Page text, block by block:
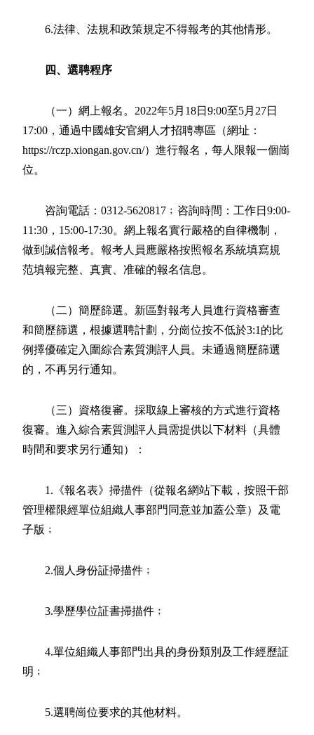
6.法律、法規和政策規定不得報考的其他情形。
四、選聘程序
（一）網上報名。2022年5月18日9:00至5月27日
17:00，通過中國雄安官網人才招聘專區（網址：
https://rczp.xiongan.gov.cn/）進行報名，每人限報一個崗
位。
咨詢電話：0312-5620817﹔咨詢時間：工作日9:00-
11:30，15:00-17:30。網上報名實行嚴格的自律機制，
做到誠信報考。報考人員應嚴格按照報名系統填寫規
范填報完整、真實、准確的報名信息。
（二）簡歷篩選。新區對報考人員進行資格審查
和簡歷篩選，根據選聘計劃，分崗位按不低於3:1的比
例擇優確定入圍綜合素質測評人員。未通過簡歷篩選
的，不再另行通知。
（三）資格復審。採取線上審核的方式進行資格
復審。進入綜合素質測評人員需提供以下材料（具體
時間和要求另行通知）：
1.《報名表》掃描件（從報名網站下載，按照干部
管理權限經單位組織人事部門同意並加蓋公章）及電
子版﹔
2.個人身份証掃描件﹔
3.學歷學位証書掃描件﹔
4.單位組織人事部門出具的身份類別及工作經歷証
明﹔
5.選聘崗位要求的其他材料。